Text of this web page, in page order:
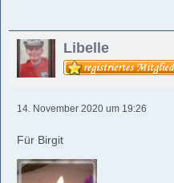
Libelle
14. November 2020 um 19:26
Für Birgit